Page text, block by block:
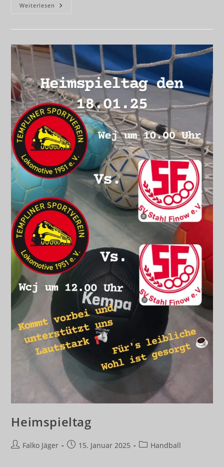
Weiterlesen Geile
Heimspieltag
Beitrags-
Falko Jäger
Beitrag15. Januar 2025
Beitrags-
Handball